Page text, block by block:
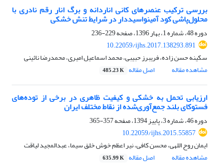
بررسی ترکیب عنصرهای کانی اناردانه و برگ انار رقم نادری با
محلول‌پاشی کود آمینواسیددار در شرایط تنش خشکی
دوره 48، شماره 1، بهار 1396، صفحه
229-236
10.22059/ijhs.2017.138293.891
سکینه حسن زاده، فریبرز حبیبی، محمد اسماعیل امیری، محمدرضا نائینی
مشاهده مقاله
اصل مقاله 485.23 K
ارزیابی تحمل به خشکی و کیفیت ظاهری در برخی از توده‌های
فستوکای بلند جمع‌آوری‌شده از نقاط مختلف ایران
دوره 46، شماره 3، پاییز 1394، صفحه
357-365
10.22059/ijhs.2015.55857
ایمان روح اللهی، محسن کافی، نیر اعظم خوش خلق سیما، عبدالمجید لیاقت
مشاهده مقاله
اصل مقاله 635.99 K